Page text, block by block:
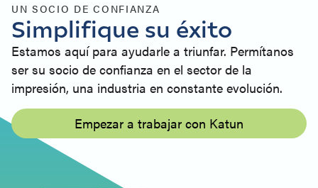
UN SOCIO DE CONFIANZA
Simplifique su éxito
Estamos aquí para ayudarle a triunfar. Permítanos
ser su socio de confianza en el sector de la
impresión, una industria en constante evolución.
Empezar a trabajar con Katun